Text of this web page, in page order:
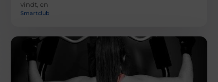
vindt, en
Smartclub